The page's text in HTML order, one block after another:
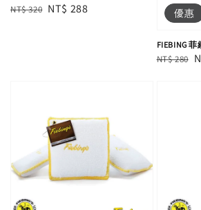
Regular
NT$ 320 Sale
NT$ 288 優惠
FIEBING
Regular
NT$ 280